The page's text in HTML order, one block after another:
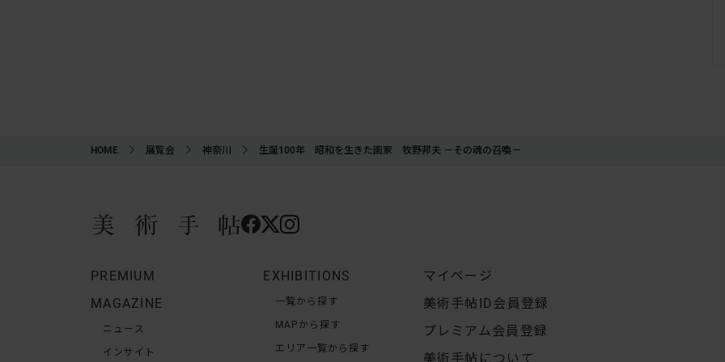
HOME 展覧会 神奈川 生誕100年 昭和を生きた画家 牧野邦夫 －その魂の召喚－
PREMIUM
MAGAZINE
ニュース
インサイト
EXHIBITIONS
一覧から探す
MAPから探す
エリア一覧から探す
マイページ
美術手帖ID会員登録
プレミアム会員登録
美術手帖について